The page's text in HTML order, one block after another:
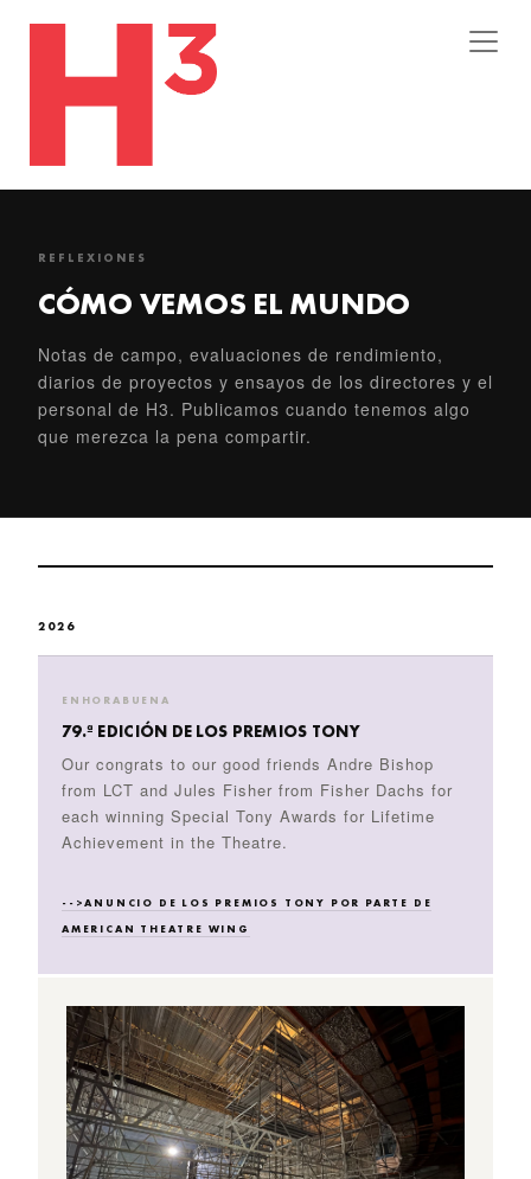
REFLEXIONES
CÓMO VEMOS EL MUNDO
Notas de campo, evaluaciones de rendimiento,
diarios de proyectos y ensayos de los directores y el
personal de H3. Publicamos cuando tenemos algo
que merezca la pena compartir.
2026
ENHORABUENA
79.ª EDICIÓN DE LOS PREMIOS TONY
Our congrats to our good friends Andre Bishop
from LCT and Jules Fisher from Fisher Dachs for
each winning Special Tony Awards for Lifetime
Achievement in the Theatre.
-->ANUNCIO DE LOS PREMIOS TONY POR PARTE DE
AMERICAN THEATRE WING